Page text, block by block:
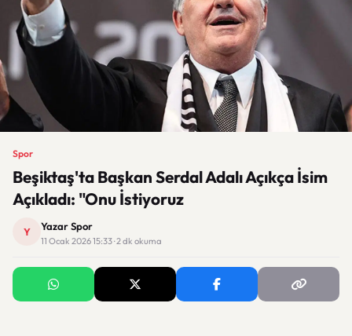
Spor
Beşiktaş'ta Başkan Serdal Adalı Açıkça İsim
Açıkladı: "Onu İstiyoruz
Y Yazar Spor
11 Ocak 2026 15:33 · 2 dk okuma